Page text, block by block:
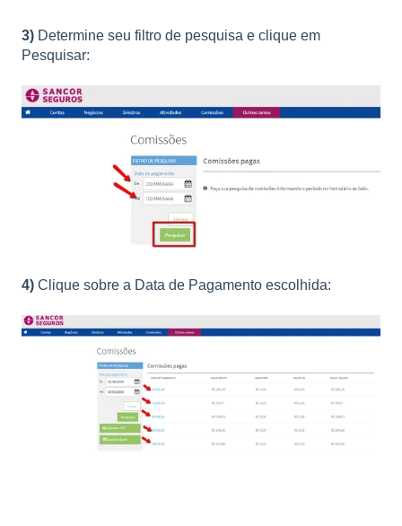
3) Determine seu filtro de pesquisa e clique em
Pesquisar:
4) Clique sobre a Data de Pagamento escolhida: